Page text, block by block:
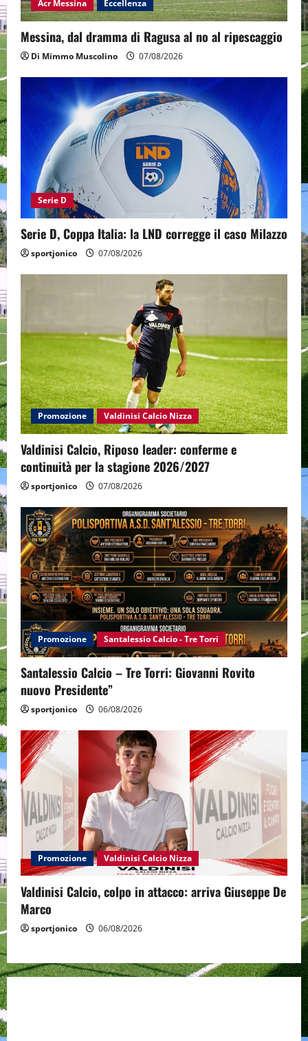
Acr Messina Eccellenza
Messina, dal dramma di Ragusa al no al ripescaggio
Di Mimmo Muscolino 07/08/2026
Serie D
Serie D, Coppa Italia: la LND corregge il caso Milazzo
sportjonico 07/08/2026
Promozione Valdinisi Calcio Nizza
Valdinisi Calcio, Riposo leader: conferme e
continuità per la stagione 2026/2027
sportjonico 07/08/2026
Promozione Santalessio Calcio - Tre Torri
Santalessio Calcio – Tre Torri: Giovanni Rovito
nuovo Presidente”
sportjonico 06/08/2026
Promozione Valdinisi Calcio Nizza
Valdinisi Calcio, colpo in attacco: arriva Giuseppe De
Marco
sportjonico 06/08/2026